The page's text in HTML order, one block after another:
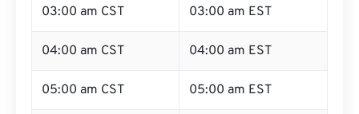
03:00 am CST 03:00 am EST
04:00 am CST 04:00 am EST
05:00 am CST 05:00 am EST